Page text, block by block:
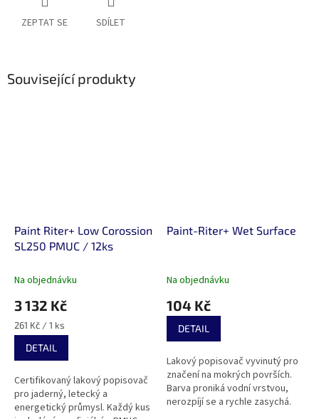
ZEPTAT SE SDÍLET
Související produkty
Paint Riter+ Low Corossion
SL250 PMUC / 12ks
Na objednávku
3 132 Kč
Měrná
cena:
261 Kč / 1 ks
DETAIL
Certifikovaný lakový popisovač
pro jaderný, letecký a
energetický průmysl. Každý kus
Paint-Riter+ Wet Surface
Na objednávku
104 Kč
DETAIL
Lakový popisovač vyvinutý pro
značení na mokrých površích.
Barva proniká vodní vrstvou,
nerozpíjí se a rychle zasychá.